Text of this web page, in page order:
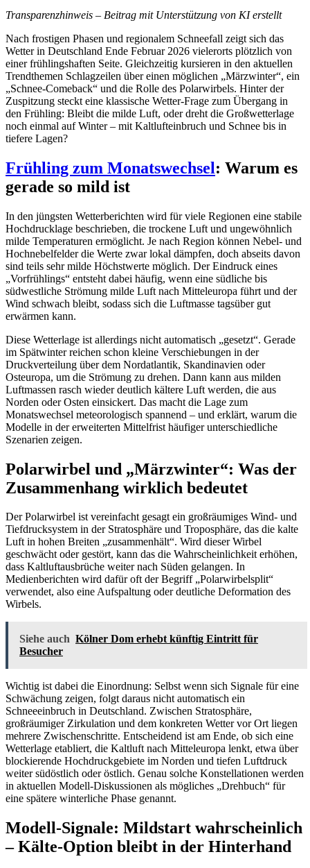
Transparenzhinweis – Beitrag mit Unterstützung von KI erstellt
Nach frostigen Phasen und regionalem Schneefall zeigt sich das
Wetter in Deutschland Ende Februar 2026 vielerorts plötzlich von
einer frühlingshaften Seite. Gleichzeitig kursieren in den aktuellen
Trendthemen Schlagzeilen über einen möglichen „Märzwinter“, ein
„Schnee-Comeback“ und die Rolle des Polarwirbels. Hinter der
Zuspitzung steckt eine klassische Wetter-Frage zum Übergang in
den Frühling: Bleibt die milde Luft, oder dreht die Großwetterlage
noch einmal auf Winter – mit Kaltlufteinbruch und Schnee bis in
tiefere Lagen?
Frühling zum Monatswechsel: Warum es
gerade so mild ist
In den jüngsten Wetterberichten wird für viele Regionen eine stabile
Hochdrucklage beschrieben, die trockene Luft und ungewöhnlich
milde Temperaturen ermöglicht. Je nach Region können Nebel- und
Hochnebelfelder die Werte zwar lokal dämpfen, doch abseits davon
sind teils sehr milde Höchstwerte möglich. Der Eindruck eines
„Vorfrühlings“ entsteht dabei häufig, wenn eine südliche bis
südwestliche Strömung milde Luft nach Mitteleuropa führt und der
Wind schwach bleibt, sodass sich die Luftmasse tagsüber gut
erwärmen kann.
Diese Wetterlage ist allerdings nicht automatisch „gesetzt“. Gerade
im Spätwinter reichen schon kleine Verschiebungen in der
Druckverteilung über dem Nordatlantik, Skandinavien oder
Osteuropa, um die Strömung zu drehen. Dann kann aus milden
Luftmassen rasch wieder deutlich kältere Luft werden, die aus
Norden oder Osten einsickert. Das macht die Lage zum
Monatswechsel meteorologisch spannend – und erklärt, warum die
Modelle in der erweiterten Mittelfrist häufiger unterschiedliche
Szenarien zeigen.
Polarwirbel und „Märzwinter“: Was der
Zusammenhang wirklich bedeutet
Der Polarwirbel ist vereinfacht gesagt ein großräumiges Wind- und
Tiefdrucksystem in der Stratosphäre und Troposphäre, das die kalte
Luft in hohen Breiten „zusammenhält“. Wird dieser Wirbel
geschwächt oder gestört, kann das die Wahrscheinlichkeit erhöhen,
dass Kaltluftausbrüche weiter nach Süden gelangen. In
Medienberichten wird dafür oft der Begriff „Polarwirbelsplit“
verwendet, also eine Aufspaltung oder deutliche Deformation des
Wirbels.
Siehe auch Kölner Dom erhebt künftig Eintritt für
Besucher
Wichtig ist dabei die Einordnung: Selbst wenn sich Signale für eine
Schwächung zeigen, folgt daraus nicht automatisch ein
Schneeeinbruch in Deutschland. Zwischen Stratosphäre,
großräumiger Zirkulation und dem konkreten Wetter vor Ort liegen
mehrere Zwischenschritte. Entscheidend ist am Ende, ob sich eine
Wetterlage etabliert, die Kaltluft nach Mitteleuropa lenkt, etwa über
blockierende Hochdruckgebiete im Norden und tiefen Luftdruck
weiter südöstlich oder östlich. Genau solche Konstellationen werden
in aktuellen Modell-Diskussionen als mögliches „Drehbuch“ für
eine spätere winterliche Phase genannt.
Modell-Signale: Mildstart wahrscheinlich
– Kälte-Option bleibt in der Hinterhand